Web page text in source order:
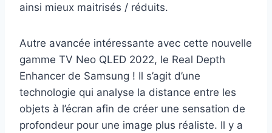
ainsi mieux maitrisés / réduits.
Autre avancée intéressante avec cette nouvelle
gamme TV Neo QLED 2022, le Real Depth
Enhancer de Samsung ! Il s’agit d’une
technologie qui analyse la distance entre les
objets à l’écran afin de créer une sensation de
profondeur pour une image plus réaliste. Il y a